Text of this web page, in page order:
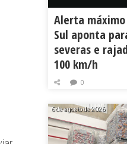
Alerta máximo
Sul aponta
severas e
100 km/h
0
6 de agosto de 2026